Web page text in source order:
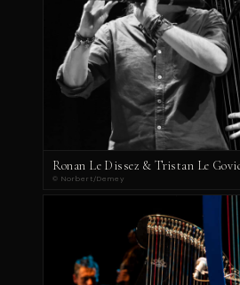
Ronan Le Dissez & Tristan Le
© Norbert/Demey